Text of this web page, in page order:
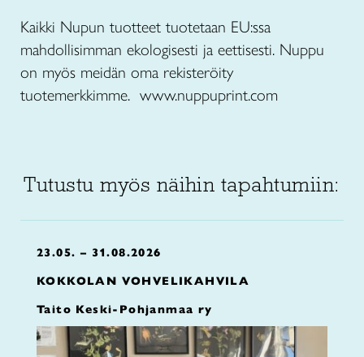
Kaikki Nupun tuotteet tuotetaan EU:ssa
mahdollisimman ekologisesti ja eettisesti. Nuppu
on myös meidän oma rekisteröity
tuotemerkkimme. www.nuppuprint.com
Tutustu myös näihin tapahtumiin:
23.05. – 31.08.2026
KOKKOLAN VOHVELIKAHVILA
Taito Keski-Pohjanmaa ry